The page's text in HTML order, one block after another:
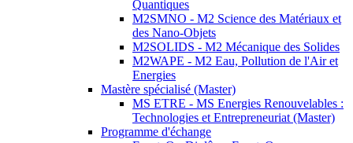
Quantiques
M2SMNO - M2 Science des Matériaux et
des Nano-Objets
M2SOLIDS - M2 Mécanique des Solides
M2WAPE - M2 Eau, Pollution de l'Air et
Energies
Mastère spécialisé (Master)
MS ETRE - MS Energies Renouvelables :
Technologies et Entrepreneuriat (Master)
Programme d'échange